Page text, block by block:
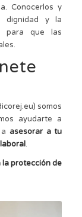
Conocerlos y
dignidad y la
para que las
somos
ayudarte a
asesorar a tu
.
la protección de